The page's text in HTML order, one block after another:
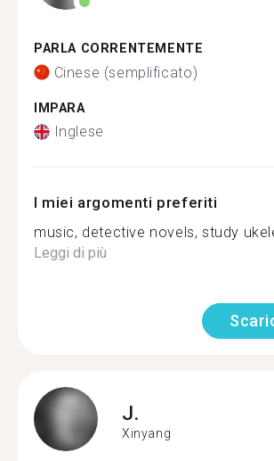
PARLA CORRENTEMENTE
Cinese (semplificato)
IMPARA
Inglese
I miei argomenti preferiti
music, detective novels, study
Leggi di più
J.
Xinyang